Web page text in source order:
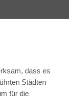
dass es
Städten
für die